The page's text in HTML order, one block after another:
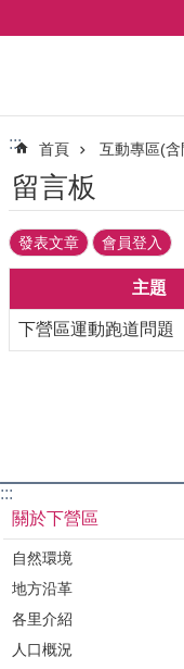
::: 首頁 互動專區(含
留言板
發表文章 會員登入
主題
下營區運動跑道問題
:::
關於下營區
自然環境
地方沿革
各里介紹
人口概況